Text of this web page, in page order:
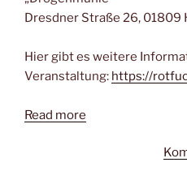
Dresdner Straße 26, 01809
Hier gibt es weitere
Veranstaltung: https://
Read more